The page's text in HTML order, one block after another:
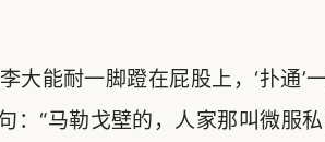
能耐一脚蹬在屁股上，‘扑通’
：“马勒戈壁的，人家那叫微服